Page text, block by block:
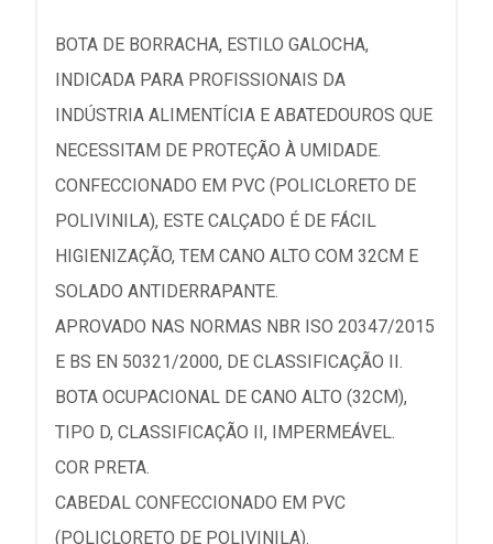
BOTA DE BORRACHA, ESTILO GALOCHA,
INDICADA PARA PROFISSIONAIS DA
INDÚSTRIA ALIMENTÍCIA E ABATEDOUROS QUE
NECESSITAM DE PROTEÇÃO À UMIDADE.
CONFECCIONADO EM PVC (POLICLORETO DE
POLIVINILA), ESTE CALÇADO É DE FÁCIL
HIGIENIZAÇÃO, TEM CANO ALTO COM 32CM E
SOLADO ANTIDERRAPANTE.
APROVADO NAS NORMAS NBR ISO 20347/2015
E BS EN 50321/2000, DE CLASSIFICAÇÃO II.
BOTA OCUPACIONAL DE CANO ALTO (32CM),
TIPO D, CLASSIFICAÇÃO II, IMPERMEÁVEL.
COR PRETA.
CABEDAL CONFECCIONADO EM PVC
(POLICLORETO DE POLIVINILA).